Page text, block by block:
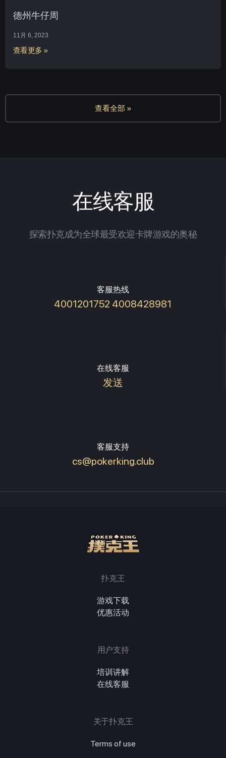
德州牛仔周
11月 6, 2023
查看更多 »
查看全部 »
在线客服
探索扑克成为全球最受欢迎卡牌游戏的奥秘
客服热线
4001201752 4008428981
在线客服
发送
客服支持
cs@pokerking.club
扑克王
游戏下载
优惠活动
用户支持
培训讲解
在线客服
关于扑克王
Terms of use